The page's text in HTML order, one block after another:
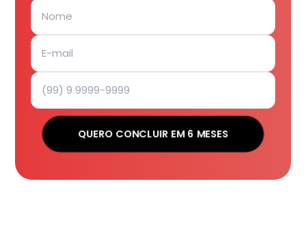
QUERO CONCLUIR EM 6 MESES